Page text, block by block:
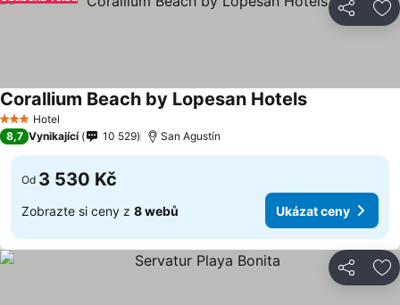
Sdílet
3 Počet hvězdiček
Hotel
Corallium Beach by Lopesan Hotels
8,7 Vynikající 10 529 San Agustín
Od 3 530 Kč
Zobrazte si ceny z 8 webů Ukázat ceny
Sdílet